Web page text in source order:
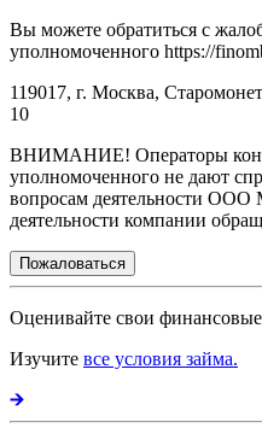
Вы можете обратиться с
уполномоченного https://
119017, г. Москва,
10
ВНИМАНИЕ! Операторы
уполномоченного не дают
вопросам деятельности
деятельности компании
Пожаловаться
Оценивайте свои
Изучите все условия займа.